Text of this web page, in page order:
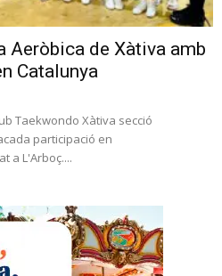
Aeròbica de Xàtiva amb
Catalunya
Taekwondo Xàtiva secció
participació en
a L'Arboç....